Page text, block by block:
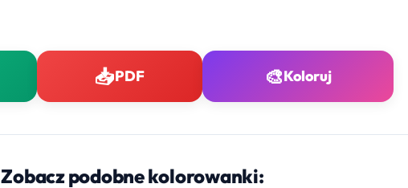
📥PDF 🎨Koloruj
Zobacz podobne kolorowanki: